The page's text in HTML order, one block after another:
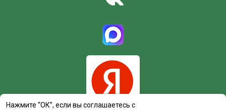
Нажмите “ОК”, если вы соглашаетесь с